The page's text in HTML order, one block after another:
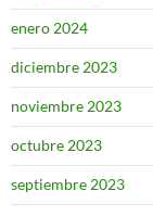
enero 2024
diciembre 2023
noviembre 2023
octubre 2023
septiembre 2023